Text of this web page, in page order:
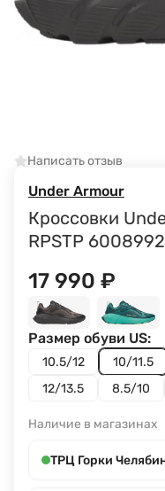
Написать отзыв
Under Armour
Кроссовки
RPSTP
17 990 ₽
10.5/12 10/11.5
12/13.5
8.5/10
Размер обуви US:
Наличие в магазинах
ТРЦ Горки